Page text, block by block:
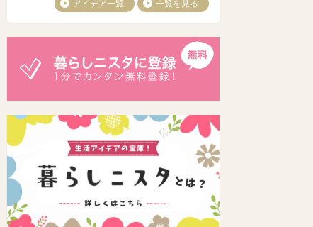
アイデア一覧 一覧を見る